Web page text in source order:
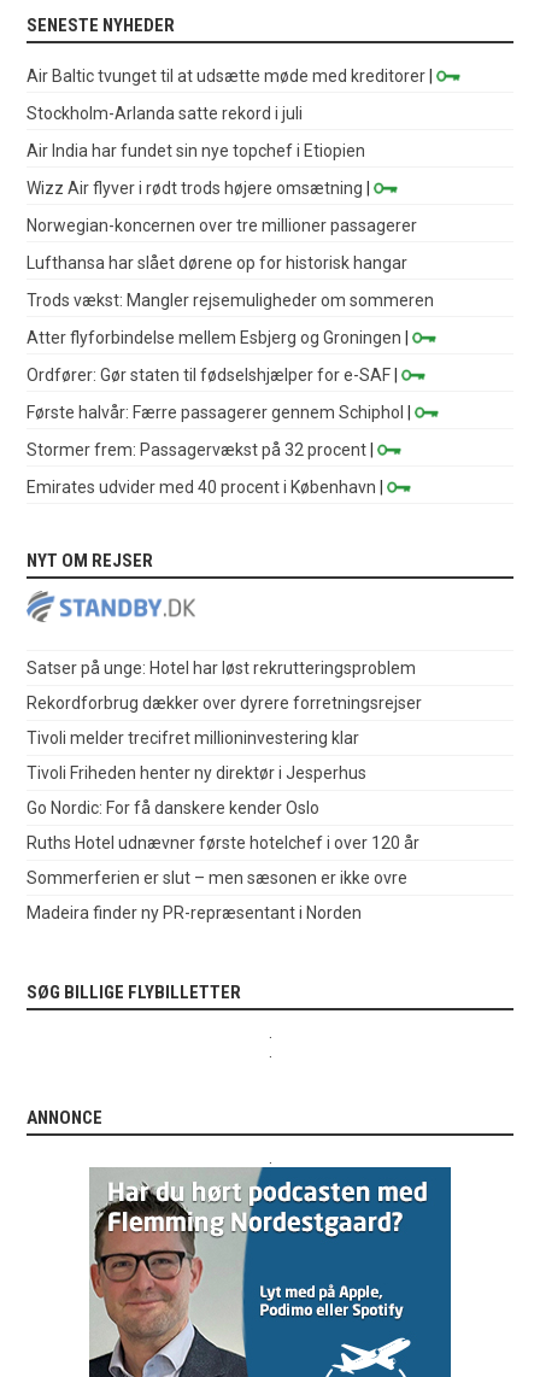
SENESTE NYHEDER
Air Baltic tvunget til at udsætte møde med kreditorer |
Stockholm-Arlanda satte rekord i juli
Air India har fundet sin nye topchef i Etiopien
Wizz Air flyver i rødt trods højere omsætning |
Norwegian-koncernen over tre millioner passagerer
Lufthansa har slået dørene op for historisk hangar
Trods vækst: Mangler rejsemuligheder om sommeren
Atter flyforbindelse mellem Esbjerg og Groningen |
Ordfører: Gør staten til fødselshjælper for e-SAF |
Første halvår: Færre passagerer gennem Schiphol
|
Stormer frem: Passagervækst på 32 procent |
Emirates udvider med 40 procent i København |
NYT OM REJSER
Satser på unge: Hotel har løst rekrutteringsproblem
Rekordforbrug dækker over dyrere forretningsrejser
Tivoli melder trecifret millioninvestering klar
Tivoli Friheden henter ny direktør i Jesperhus
Go Nordic: For få danskere kender Oslo
Ruths Hotel udnævner første hotelchef i over 120 år
Sommerferien er slut – men sæsonen er ikke ovre
Madeira finder ny PR-repræsentant i Norden
SØG BILLIGE FLYBILLETTER
ANNONCE